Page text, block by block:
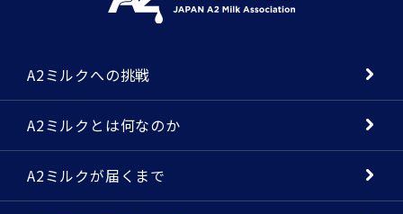
A2ミルクへの挑戦
A2ミルクとは何なのか
A2ミルクが届くまで